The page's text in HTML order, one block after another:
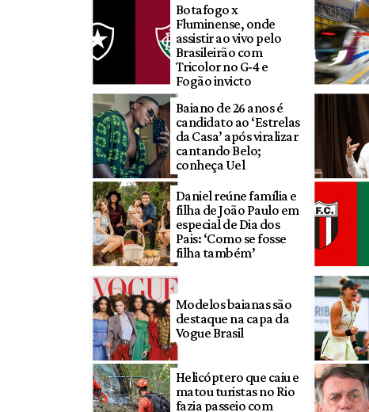
Botafogo x
Fluminense, onde
assistir ao vivo pelo
Brasileirão com
Tricolor no G-4 e
Fogão invicto
Baiano de 26 anos é
candidato ao ‘Estrelas
da Casa’ após viralizar
cantando Belo;
conheça Uel
Daniel reúne família e
filha de João Paulo em
especial de Dia dos
Pais: ‘Como se fosse
filha também’
Modelos baianas são
destaque na capa da
Vogue Brasil
Helicóptero que caiu e
matou turistas no Rio
fazia passeio com